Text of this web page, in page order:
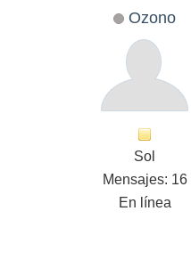
Ozono
Sol
Mensajes: 16
En línea